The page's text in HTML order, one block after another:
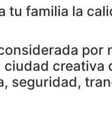
tu familia la
por
creativa
seguridad,